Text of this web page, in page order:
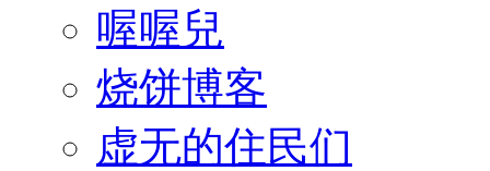
喔喔兒
烧饼博客
虚无的住民们